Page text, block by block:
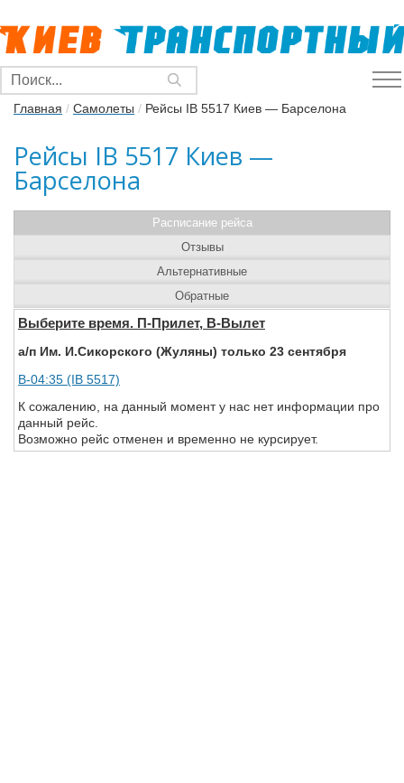
Главная / Самолеты / Рейсы IB 5517 Киев — Барселона
Рейсы IB 5517 Киев —
Барселона
Расписание рейса
Выберите время. П-Прилет, В-Вылет
а/п Им. И.Сикорского (Жуляны) только 23 сентября
В-04:35 (IB 5517)
К сожалению, на данный момент у нас нет информации про
данный рейс.
Возможно рейс отменен и временно не курсирует.
Отзывы
Альтернативные
Обратные